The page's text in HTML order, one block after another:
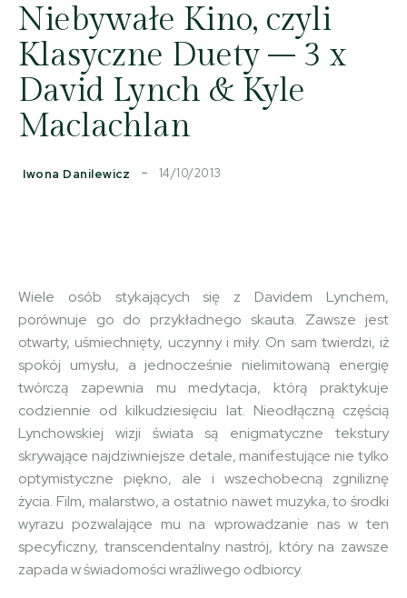
Niebywałe Kino, czyli
Klasyczne Duety – 3 x
David Lynch & Kyle
Maclachlan
Iwona Danilewicz 14/10/2013
Wiele osób stykających się z Davidem Lynchem,
porównuje go do przykładnego skauta. Zawsze jest
otwarty, uśmiechnięty, uczynny i miły. On sam twierdzi, iż
spokój umysłu, a jednocześnie nielimitowaną energię
twórczą zapewnia mu medytacja, którą praktykuje
codziennie od kilkudziesięciu lat. Nieodłączną częścią
Lynchowskiej wizji świata są enigmatyczne tekstury
skrywające najdziwniejsze detale, manifestujące nie tylko
optymistyczne piękno, ale i wszechobecną zgniliznę
życia. Film, malarstwo, a ostatnio nawet muzyka, to środki
wyrazu pozwalające mu na wprowadzanie nas w ten
specyficzny, transcendentalny nastrój, który na zawsze
zapada w świadomości wrażliwego odbiorcy.